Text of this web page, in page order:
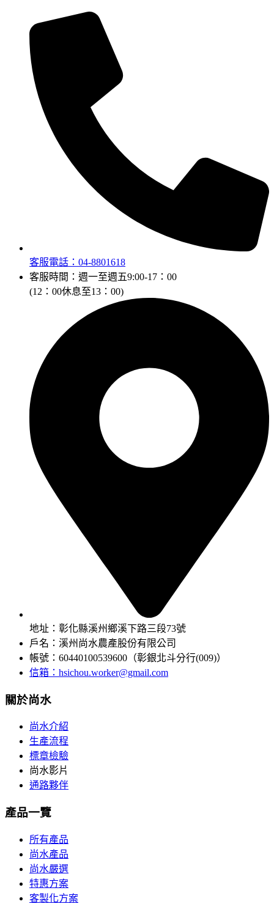
客服電話：04-8801618
客服時間：週一至週五9:00-17：00
(12：00休息至13：00)
地址：彰化縣溪州鄉溪下路三段73號
戶名：溪州尚水農產股份有限公司
帳號：60440100539600（彰銀北斗分行(009)）
信箱： hsichou.worker@gmail.com
關於尚水
尚水介紹
生產流程
標章檢驗
尚水影片
通路夥伴
產品一覽
所有產品
尚水產品
尚水嚴選
特惠方案
客製化方案